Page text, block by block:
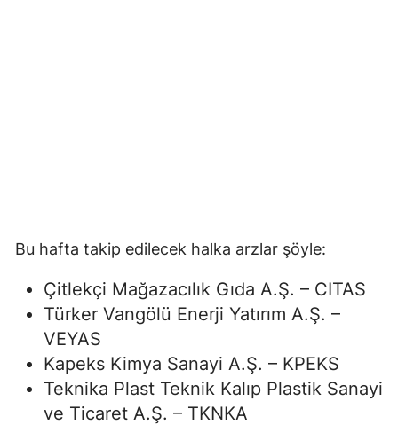
Bu hafta takip edilecek halka arzlar şöyle:
Çitlekçi Mağazacılık Gıda A.Ş. – CITAS
Türker Vangölü Enerji Yatırım A.Ş. –
VEYAS
Kapeks Kimya Sanayi A.Ş. – KPEKS
Teknika Plast Teknik Kalıp Plastik Sanayi
ve Ticaret A.Ş. – TKNKA